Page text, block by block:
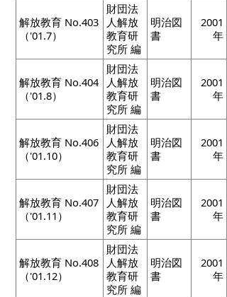
解放教育 No.403
（'01.7）
財団法
人解放
教育研
究所 編
明治図
書
2001
年
解放教育 No.404
（'01.8）
財団法
人解放
教育研
究所 編
明治図
書
2001
年
解放教育 No.406
（'01.10）
財団法
人解放
教育研
究所 編
明治図
書
2001
年
解放教育 No.407
（'01.11）
財団法
人解放
教育研
究所 編
明治図
書
2001
年
解放教育 No.408
（'01.12）
財団法
人解放
教育研
究所 編
明治図
書
2001
年